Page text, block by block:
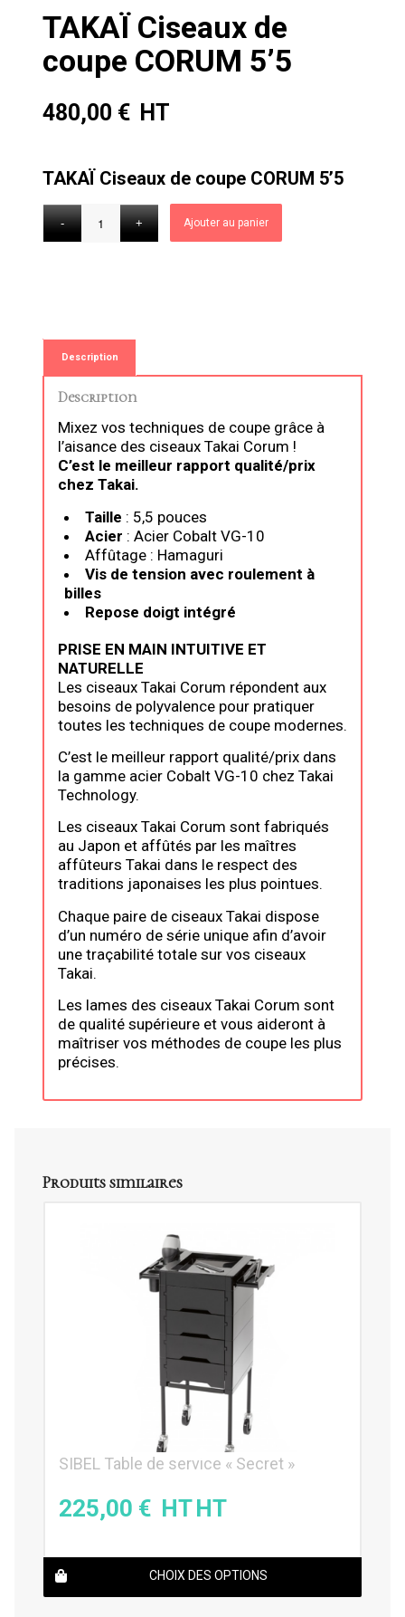
TAKAÏ Ciseaux de
coupe CORUM 5’5
480,00 €
TAKAÏ Ciseaux de coupe CORUM 5’5
Ajouter au panier
Description
Description
Mixez vos techniques de coupe grâce à
l’aisance des ciseaux Takai Corum !
C’est le meilleur rapport qualité/prix
chez Takai.
Taille : 5,5 pouces
Acier : Acier Cobalt VG-10
Affûtage : Hamaguri
Vis de tension avec roulement à
billes
Repose doigt intégré
PRISE EN MAIN INTUITIVE ET
NATURELLE
Les ciseaux Takai Corum répondent aux
besoins de polyvalence pour pratiquer
toutes les techniques de coupe modernes.
C’est le meilleur rapport qualité/prix dans
la gamme acier Cobalt VG-10 chez Takai
Technology.
Les ciseaux Takai Corum sont fabriqués
au Japon et affûtés par les maîtres
affûteurs Takai dans le respect des
traditions japonaises les plus pointues.
Chaque paire de ciseaux Takai dispose
d’un numéro de série unique afin d’avoir
une traçabilité totale sur vos ciseaux
Takai.
Les lames des ciseaux Takai Corum sont
de qualité supérieure et vous aideront à
maîtriser vos méthodes de coupe les plus
précises.
Produits similaires
SIBEL Table de service « Secret »
225,00 €
CHOIX DES OPTIONS